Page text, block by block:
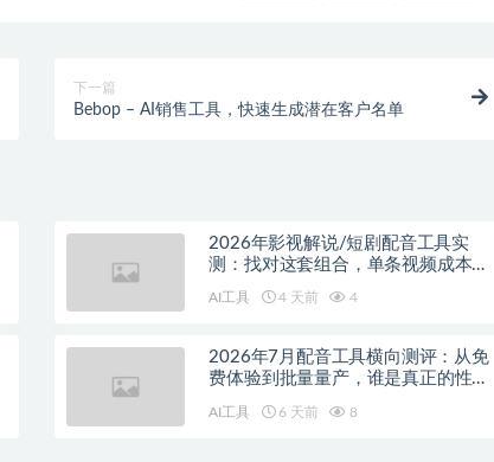
下一篇
Bebop – AI销售工具，快速生成潜在客户名单
2026年影视解说/短剧配音工具实
测：找对这套组合，单条视频成本直
AI工具 4 天前 4
2026年7月配音工具横向测评：从免
费体验到批量量产，谁是真正的性价
AI工具 6 天前 8